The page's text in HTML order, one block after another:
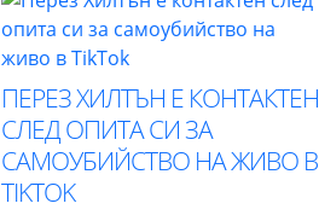
ПЕРЕЗ ХИЛТЪН Е КОНТАКТЕН
СЛЕД ОПИТА СИ ЗА
САМОУБИЙСТВО НА ЖИВО В
TIKTOK